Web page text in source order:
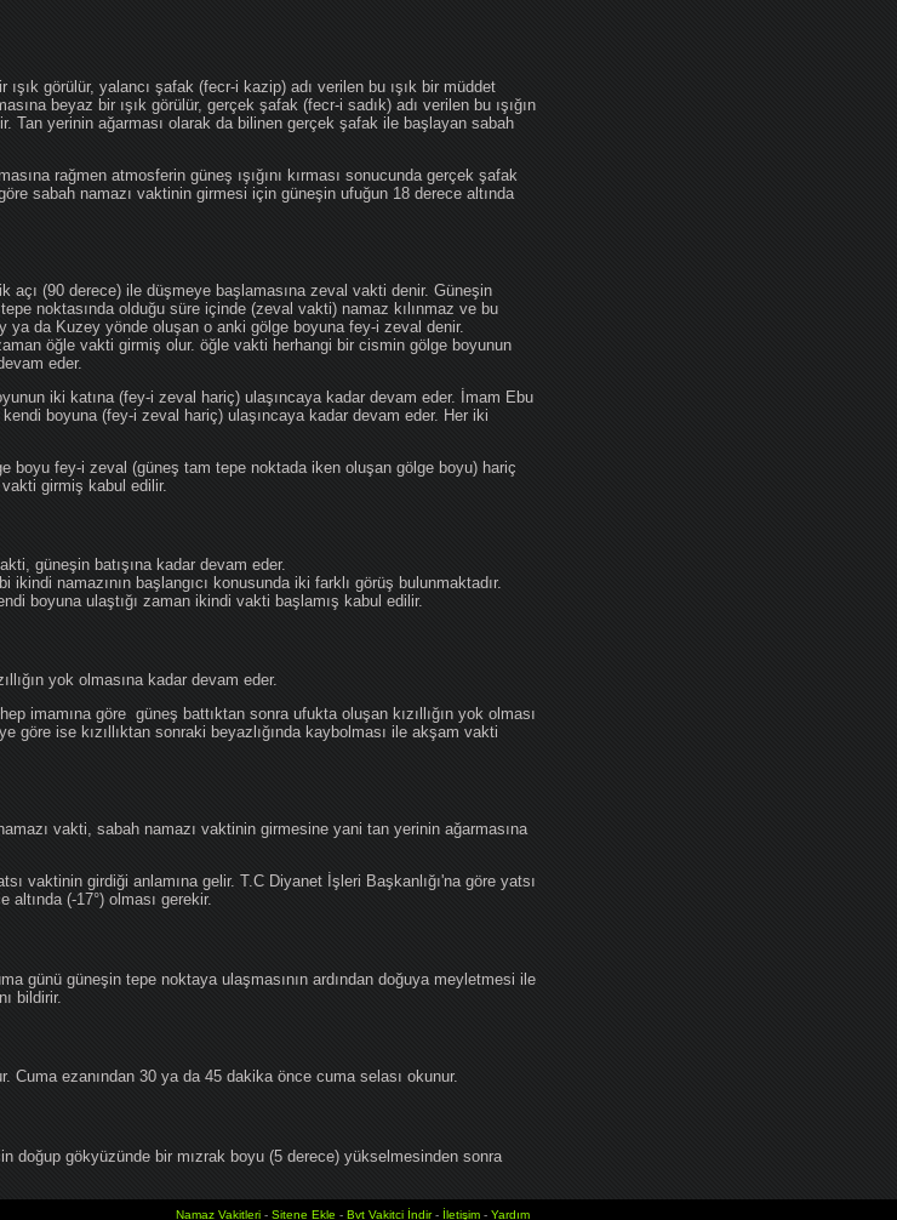
görülür, yalancı şafak (fecr-i kazip) adı verilen bu ışık bir müddet
beyaz bir ışık görülür, gerçek şafak (fecr-i sadık) adı verilen bu ışığın
Tan yerinin ağarması olarak da bilinen gerçek şafak ile başlayan sabah
rağmen atmosferin güneş ışığını kırması sonucunda gerçek şafak
sabah namazı vaktinin girmesi için güneşin ufuğun 18 derece altında
açı (90 derece) ile düşmeye başlamasına zeval vakti denir. Güneşin
noktasında olduğu süre içinde (zeval vakti) namaz kılınmaz ve bu
da Kuzey yönde oluşan o anki gölge boyuna fey-i zeval denir.
öğle vakti girmiş olur. öğle vakti herhangi bir cismin gölge boyunun
eder.
iki katına (fey-i zeval hariç) ulaşıncaya kadar devam eder. İmam Ebu
boyuna (fey-i zeval hariç) ulaşıncaya kadar devam eder. Her iki
boyu fey-i zeval (güneş tam tepe noktada iken oluşan gölge boyu) hariç
girmiş kabul edilir.
güneşin batışına kadar devam eder.
namazının başlangıcı konusunda iki farklı görüş bulunmaktadır.
boyuna ulaştığı zaman ikindi vakti başlamış kabul edilir.
yok olmasına kadar devam eder.
imamına göre güneş battıktan sonra ufukta oluşan kızıllığın yok olması
göre ise kızıllıktan sonraki beyazlığında kaybolması ile akşam vakti
vakti, sabah namazı vaktinin girmesine yani tan yerinin ağarmasına
vaktinin girdiği anlamına gelir. T.C Diyanet İşleri Başkanlığı'na göre yatsı
(-17°) olması gerekir.
günü güneşin tepe noktaya ulaşmasının ardından doğuya meyletmesi ile
bildirir.
Cuma ezanından 30 ya da 45 dakika önce cuma selası okunur.
doğup gökyüzünde bir mızrak boyu (5 derece) yükselmesinden sonra
Namaz Vakitleri - Sitene Ekle - Bvt Vakitci İndir- İletişim - Yardım